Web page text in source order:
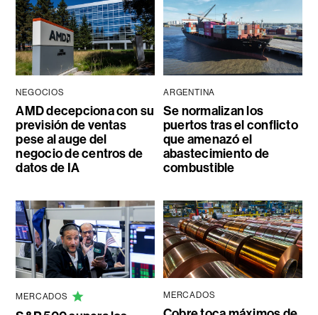
NEGOCIOS
AMD decepciona con su
previsión de ventas
pese al auge del
negocio de centros de
datos de IA
ARGENTINA
Se normalizan los
puertos tras el conflicto
que amenazó el
abastecimiento de
combustible
MERCADOS MERCADOS